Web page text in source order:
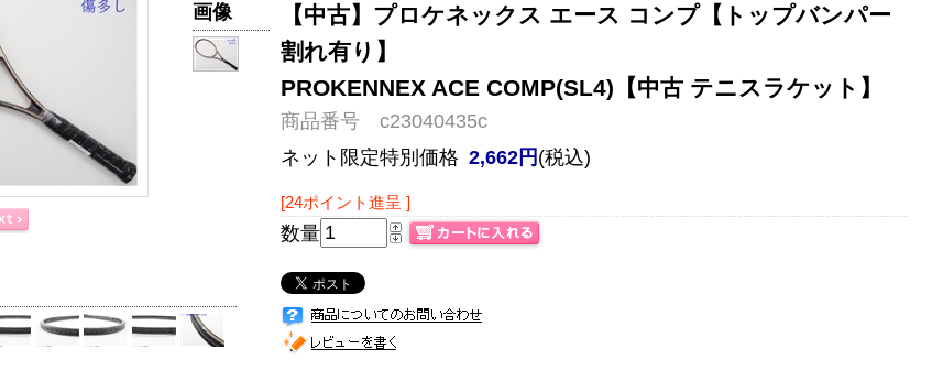
【中古】プロケネックス エース コンプ【トップバンパー
割れ有り】
PROKENNEX ACE COMP(SL4)【中古 テニスラケット】
商品番号 c23040435c
ネット限定特別価格 2,662円 (税込)
[24ポイント進呈 ]
数量
画像